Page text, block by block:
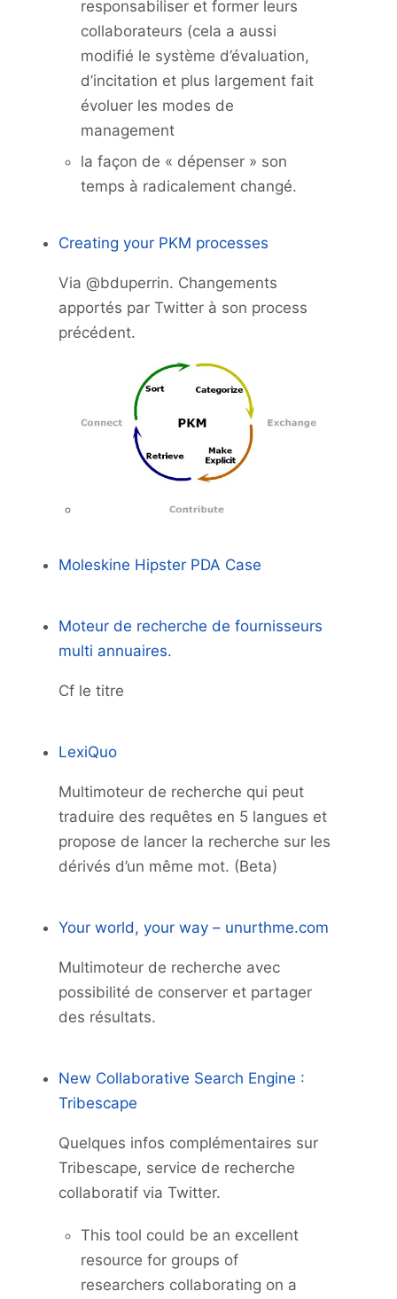
responsabiliser et former leurs
collaborateurs (cela a aussi
modifié le système d’évaluation,
d’incitation et plus largement fait
évoluer les modes de
management
la façon de « dépenser » son
temps à radicalement changé.
Creating your PKM processes
Via @bduperrin. Changements
apportés par Twitter à son process
précédent.
Moleskine Hipster PDA Case
Moteur de recherche de fournisseurs
multi annuaires.
Cf le titre
LexiQuo
Multimoteur de recherche qui peut
traduire des requêtes en 5 langues et
propose de lancer la recherche sur les
dérivés d’un même mot. (Beta)
Your world, your way – unurthme.com
Multimoteur de recherche avec
possibilité de conserver et partager
des résultats.
New Collaborative Search Engine :
Tribescape
Quelques infos complémentaires sur
Tribescape, service de recherche
collaboratif via Twitter.
This tool could be an excellent
resource for groups of
researchers collaborating on a